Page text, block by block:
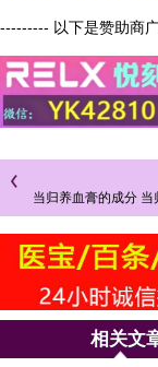
--------- 以下是赞助商
当归养血膏的成分
相关文